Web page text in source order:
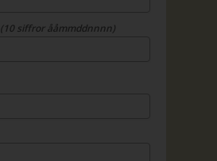
(10 siffror ååmmddnnnn)